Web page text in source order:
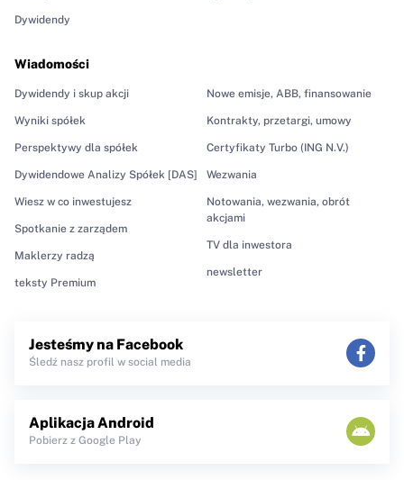
Dywidendy
Wiadomości
Dywidendy i skup akcji
Wyniki spółek
Perspektywy dla spółek
Dywidendowe Analizy Spółek [DAS]
Wiesz w co inwestujesz
Spotkanie z zarządem
Maklerzy radzą
teksty Premium
Nowe emisje, ABB, finansowanie
Kontrakty, przetargi, umowy
Certyfikaty Turbo (ING N.V.)
Wezwania
Notowania, wezwania, obrót
akcjami
TV dla inwestora
newsletter
Jesteśmy na Facebook
Śledź nasz profil w social media
Aplikacja Android
Pobierz z Google Play